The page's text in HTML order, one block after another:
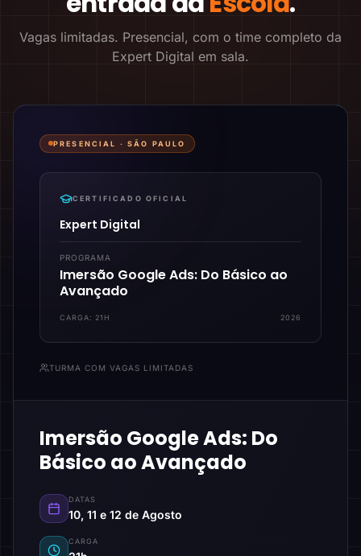
Vagas limitadas. Presencial, com o time completo da
Expert Digital em sala.
PRESENCIAL ·SÃO PAULO
CERTIFICADO OFICIAL
Expert Digital
PROGRAMA
Imersão Google Ads: Do Básico ao
Avançado
CARGA: 21H 2026
TURMA COM VAGAS LIMITADAS
Imersão Google Ads: Do
Básico ao Avançado
DATAS
10, 11 e 12 de Agosto
CARGA